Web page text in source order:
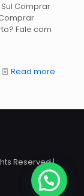
Comprar
Fale com
Read more
Reserved |